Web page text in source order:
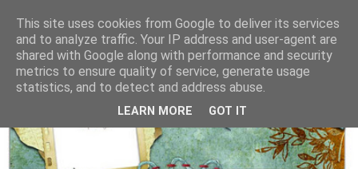
This site uses cookies from Google to deliver its services
and to analyze traffic. Your IP address and user-agent are
shared with Google along with performance and security
metrics to ensure quality of service, generate usage
statistics, and to detect and address abuse.
LEARN MORE GOT IT